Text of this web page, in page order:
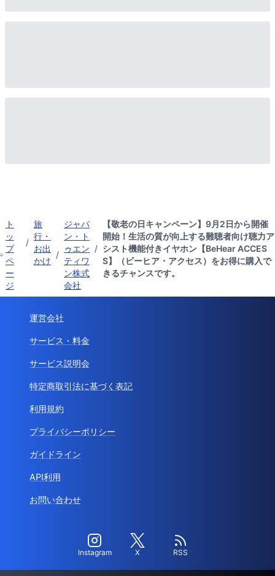
ト
ッ
プ
ペ
ー
ジ
/
旅
行・
お出
かけ
/
ジャパ
ン・ト
ゥエン
ティワ
ン株式
会社
/
【敬老の日キャンペーン】9月2日から開催
開始！生活の質が向上する難聴者向け聴力ア
シスト機能付きイヤホン【BeHear ACCES
S】（ビーヒア・アクセス）をお得に購入で
きるチャンスです。
運営会社
サービス・料金
サービス説明会
特定商取引法に基づく表記
利用規約
プライバシーポリシー
ガイドライン
API利用
お問い合わせ
Instagram X RSS